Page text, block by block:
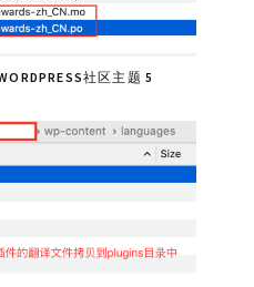
社区主题 5